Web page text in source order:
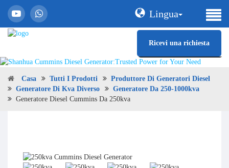
Lingua
Ricevi una richiesta
Casa Tutti I Prodotti
Produttore Di Generatori Diesel
Generatore Di Kva Diverso
Generatore Da 250-1000kva
Generatore Diesel Cummins Da 250kva